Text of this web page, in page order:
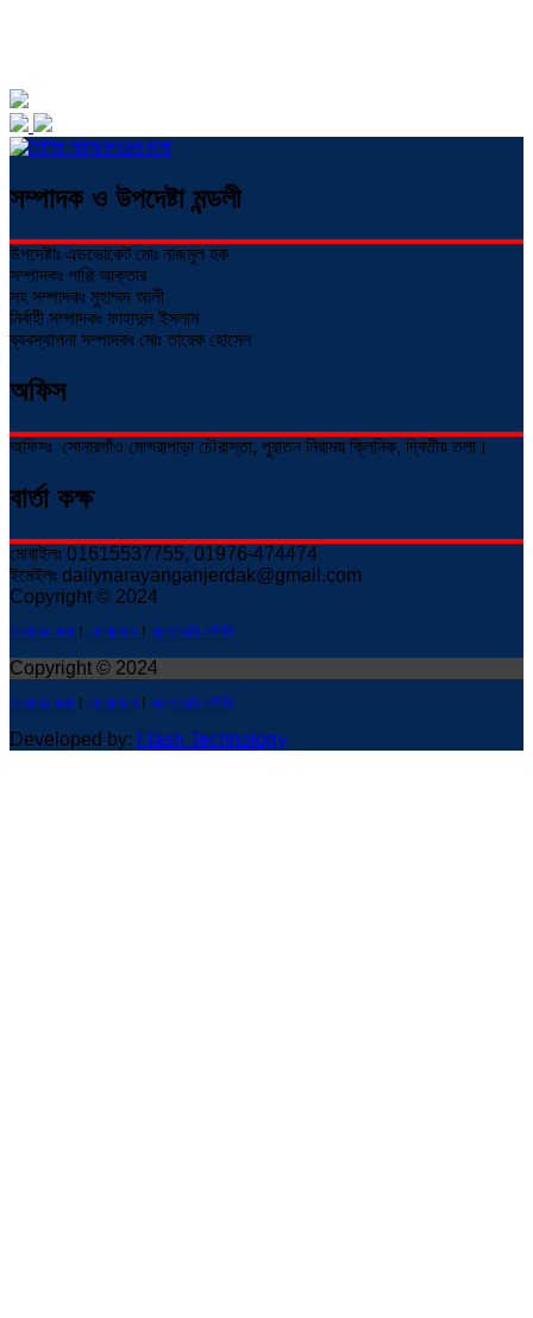
সম্পাদক ও উপদেষ্টা মন্ডলী
উপদেষ্টাঃ এডভোকেট মোঃ নাজমুল হক
সম্পাদকঃ পাপ্পি আক্তার
সহ সম্পাদকঃ মুহাম্মদ আলী
নির্বাহী সম্পাদকঃ ফাহাদুল ইসলাম
ব্যবস্থাপনা সম্পাদকঃ মোঃ তারেক হোসেন
অফিস
অফিসঃ সোনারগাঁও মোগরাপাড়া চৌরাস্তা, পুরাতন নিরাময় ক্লিনিক, দ্বিতীয় তলা।
বার্তা কক্ষ
মোবাইলঃ 01615537755, 01976-474474
ইমেইলঃ dailynarayanganjerdak@gmail.com
Copyright © 2024
আমাদের কথা ! যোগাযোগ ! প্রাইভেসি পলিসি
Copyright © 2024
আমাদের কথা ! যোগাযোগ ! প্রাইভেসি পলিসি
Developed by: Flash Technology